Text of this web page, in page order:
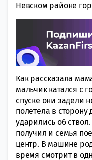
Невском районе
Как рассказала
мальчик катался с
спуске они задели
полетела в
ударились об
получил и семья
центр. В машине
время смотрит в